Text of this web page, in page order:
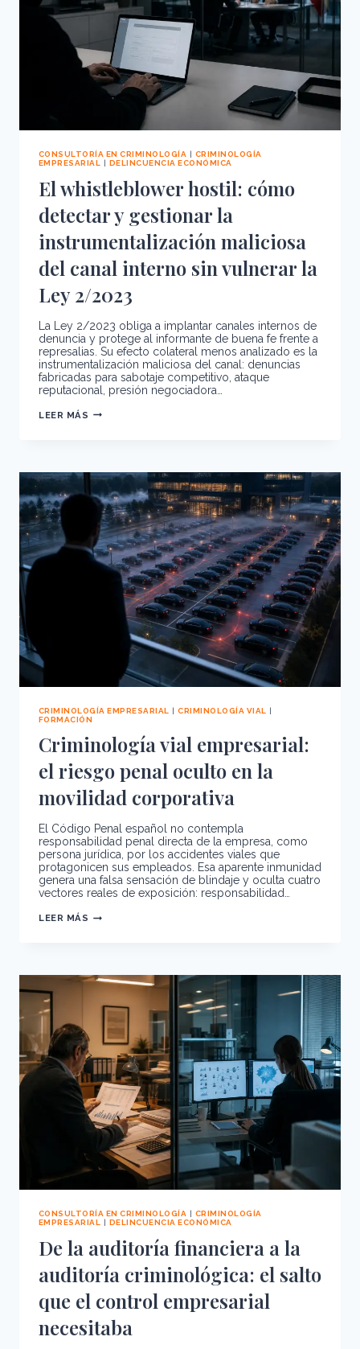
CONSULTORÍA EN CRIMINOLOGÍA | CRIMINOLOGÍA
EMPRESARIAL | DELINCUENCIA ECONÓMICA
El whistleblower hostil: cómo
detectar y gestionar la
instrumentalización maliciosa
del canal interno sin vulnerar la
Ley 2/2023
La Ley 2/2023 obliga a implantar canales internos de
denuncia y protege al informante de buena fe frente a
represalias. Su efecto colateral menos analizado es la
instrumentalización maliciosa del canal: denuncias
fabricadas para sabotaje competitivo, ataque
reputacional, presión negociadora…
LEER MÁS EL
GESTIONAR
INSTRUMENTALIZACIÓN
MALICIOSA
DEL
CANAL
INTERNO
SIN
VULNERAR
2/2023
CRIMINOLOGÍA EMPRESARIAL |CRIMINOLOGÍA VIAL |
FORMACIÓN
Criminología vial empresarial:
el riesgo penal oculto en la
movilidad corporativa
El Código Penal español no contempla
responsabilidad penal directa de la empresa, como
persona jurídica, por los accidentes viales que
protagonicen sus empleados. Esa aparente inmunidad
genera una falsa sensación de blindaje y oculta cuatro
vectores reales de exposición: responsabilidad…
LEER MÁS CRIMINOLOGÍA
OCULTO
MOVILIDAD
CORPORATIVA
CONSULTORÍA EN CRIMINOLOGÍA | CRIMINOLOGÍA
EMPRESARIAL | DELINCUENCIA ECONÓMICA
De la auditoría financiera a la
auditoría criminológica: el salto
que el control empresarial
necesitaba